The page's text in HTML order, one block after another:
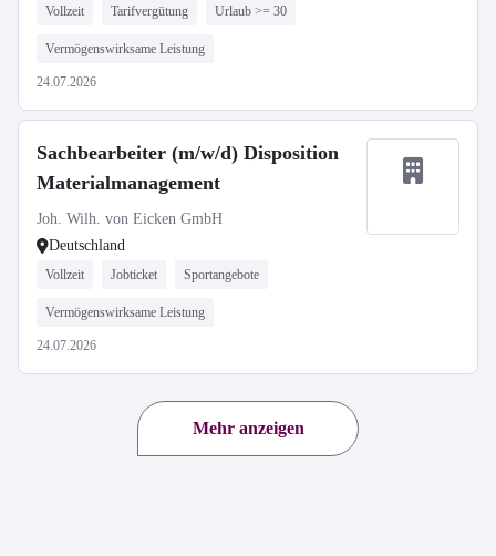
Vollzeit Tarifvergütung Urlaub >= 30
Vermögenswirksame Leistung
24.07.2026
Sachbearbeiter (m/w/d) Disposition
Materialmanagement
Joh. Wilh. von Eicken GmbH
Deutschland
Vollzeit Jobticket Sportangebote
Vermögenswirksame Leistung
24.07.2026
Mehr anzeigen